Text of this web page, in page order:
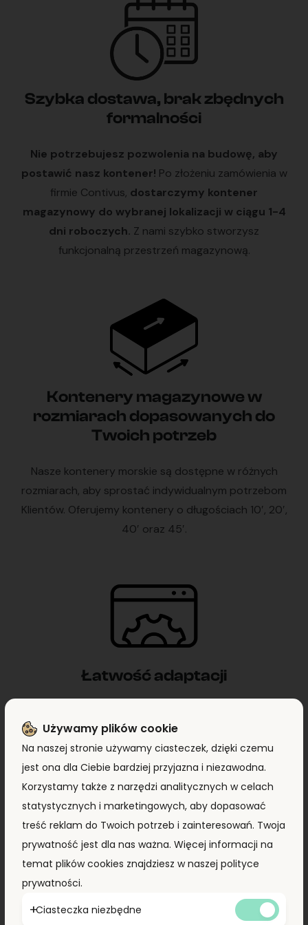
Szybka dostawa, brak zbędnych
formalności
Nie potrzebujesz pozwolenia na budowę, aby
postawić nasz kontener! Po złożeniu zamówienia w
firmie Contivus, dostarczymy kontener
magazynowy do wybranej lokalizacji w ciągu 1-4
dni roboczych. Z nami szybko stworzysz
funkcjonalną przestrzeń magazynową.
Kontenery magazynowe w
rozmiarach dopasowanych do
Twoich potrzeb
Nasze kontenery morskie są dostępne w różnych
rozmiarach, aby sprostać indywidualnym potrzebom
Klientów. Oferujemy kontenery o długościach 10′, 20′,
40′ oraz 45′.
Łatwość adaptacji
tworząc przestrzeń idealnie dostosowaną do Twoich
potrzeb. Dzięki temu możesz stworzyć wygodne biuro,
funkcjonalny magazyn, a nawet domek letniskowy.
Ponad 10 lat doświadczenia w
Używamy plików cookie
Na naszej stronie używamy ciasteczek, dzięki czemu
jest ona dla Ciebie bardziej przyjazna i niezawodna.
Korzystamy także z narzędzi analitycznych w celach
statystycznych i marketingowych, aby dopasować
treść reklam do Twoich potrzeb i zainteresowań. Twoja
prywatność jest dla nas ważna. Więcej informacji na
temat plików cookies znajdziesz w naszej polityce
prywatności.
Ciasteczka niezbędne